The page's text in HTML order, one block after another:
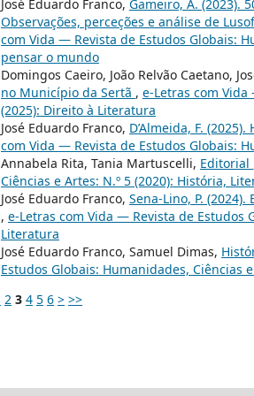
José Eduardo Franco, Gameiro, A. (2023).
Observações, perceções e análise de
com Vida — Revista de Estudos Globais:
pensar o mundo
Domingos Caeiro, João Relvão Caetano,
no Município da Sertã , e-Letras com Vida
(2025): Direito à Literatura
José Eduardo Franco, D’Almeida, F.
com Vida — Revista de Estudos Globais:
Annabela Rita, Tania Martuscelli, Editorial
Ciências e Artes: N.º 5 (2020): História,
José Eduardo Franco, Sena-Lino, P.
, e-Letras com Vida — Revista de Estudos
Literatura
José Eduardo Franco, Samuel Dimas,
Estudos Globais: Humanidades, Ciências
2 3 4 5 6 > >>